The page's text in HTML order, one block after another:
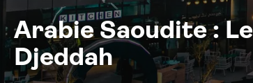
Arabie Saoudite :
Djeddah